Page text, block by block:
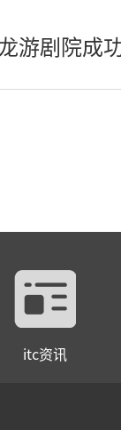
游剧院成
itc资讯